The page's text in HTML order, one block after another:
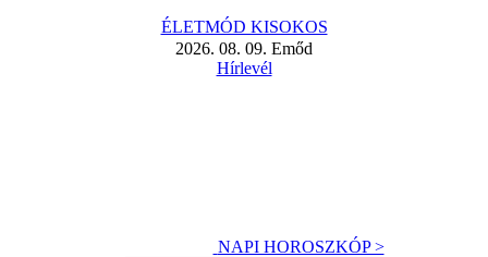
ÉLETMÓD KISOKOS
2026. 08. 09. Emőd
Hírlevél
NAPI HOROSZKÓP >